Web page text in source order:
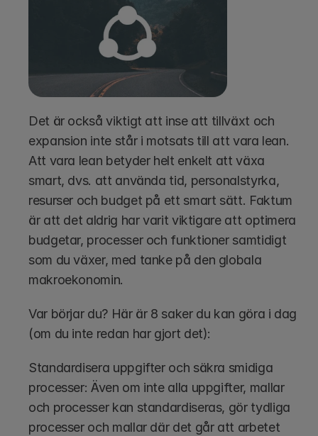
Det är också viktigt att inse att tillväxt och
expansion inte står i motsats till att vara lean.
Att vara lean betyder helt enkelt att växa
smart, dvs. att använda tid, personalstyrka,
resurser och budget på ett smart sätt. Faktum
är att det aldrig har varit viktigare att optimera
budgetar, processer och funktioner samtidigt
som du växer, med tanke på den globala
makroekonomin.
Var börjar du? Här är 8 saker du kan göra i dag
(om du inte redan har gjort det):
Standardisera uppgifter och säkra smidiga
processer: Även om inte alla uppgifter, mallar
och processer kan standardiseras, gör tydliga
processer och mallar där det går att arbetet